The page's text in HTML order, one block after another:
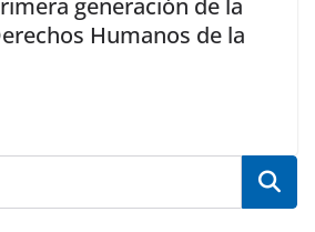
generación de la
Humanos de la